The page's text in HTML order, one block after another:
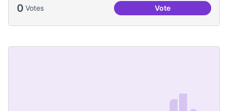
0 Votes VoteDia Mundial de la